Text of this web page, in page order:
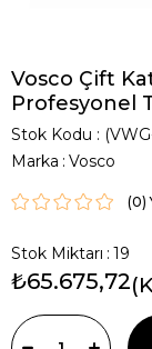
Vosco Çift
Profesyonel
Stok Kodu
Marka : Vosco
(0)
Stok Miktarı : 19
₺65.675,72